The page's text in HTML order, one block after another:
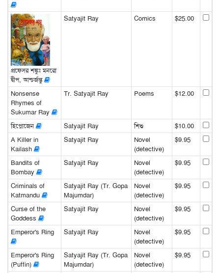
প্রফেসর শঙ্কুঃ মনরো
দ্বীপ, আশ্চর্জন্তু
Satyajit Ray Comics $25.00
Nonsense
Rhymes of
Sukumar Ray
Tr. Satyajit Ray Poems $12.00
হিপ্নোজেন Satyajit Ray শিশু
$10.00
A Killer in
Kailash
Satyajit Ray
Novel
(detective)
$9.95
Bandits of
Bombay
Satyajit Ray
Novel
(detective)
$9.95
Criminals of
Katmandu
Satyajit Ray (Tr. Gopa
Majumdar)
Novel
(detective)
$9.95
Curse of the
Goddess
Satyajit Ray
Novel
(detective)
$9.95
Emperor's Ring Satyajit Ray
Novel
(detective)
$9.95
Emperor's Ring
(Puffin)
Satyajit Ray (Tr. Gopa
Majumdar)
Novel
(detective)
$9.95